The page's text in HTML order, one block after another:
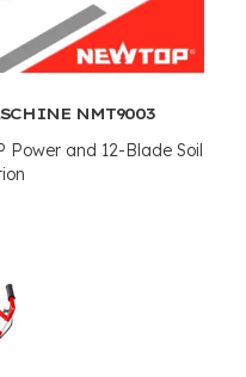
NMT9003
Power and 12-Blade Soil